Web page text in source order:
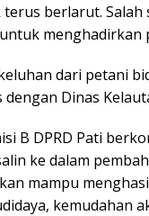
berlarut.
dari petani
Dinas
B DPRD Pati
ke dalam
mampu
kemudahan